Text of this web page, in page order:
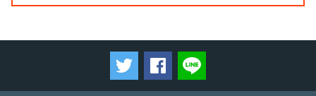
ツイートするFacebookでシェアする